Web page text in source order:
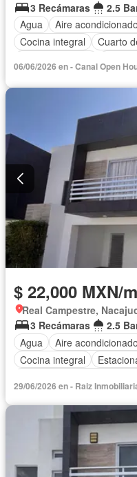
3 Recámaras
2.5
Agua
Aire acondicionado
Cocina integral
Cuarto
Gas
Zonas verdes
06/06/2026 en - Canal Open
$ 22,000 MXN/
Real Campestre,
3 Recámaras
2.5
Agua
Aire acondicionado
Cocina integral